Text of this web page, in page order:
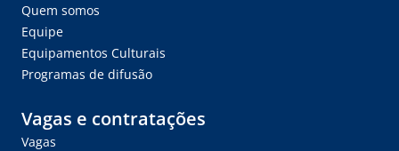
Quem somos
Equipe
Equipamentos Culturais
Programas de difusão
Vagas e contratações
Vagas